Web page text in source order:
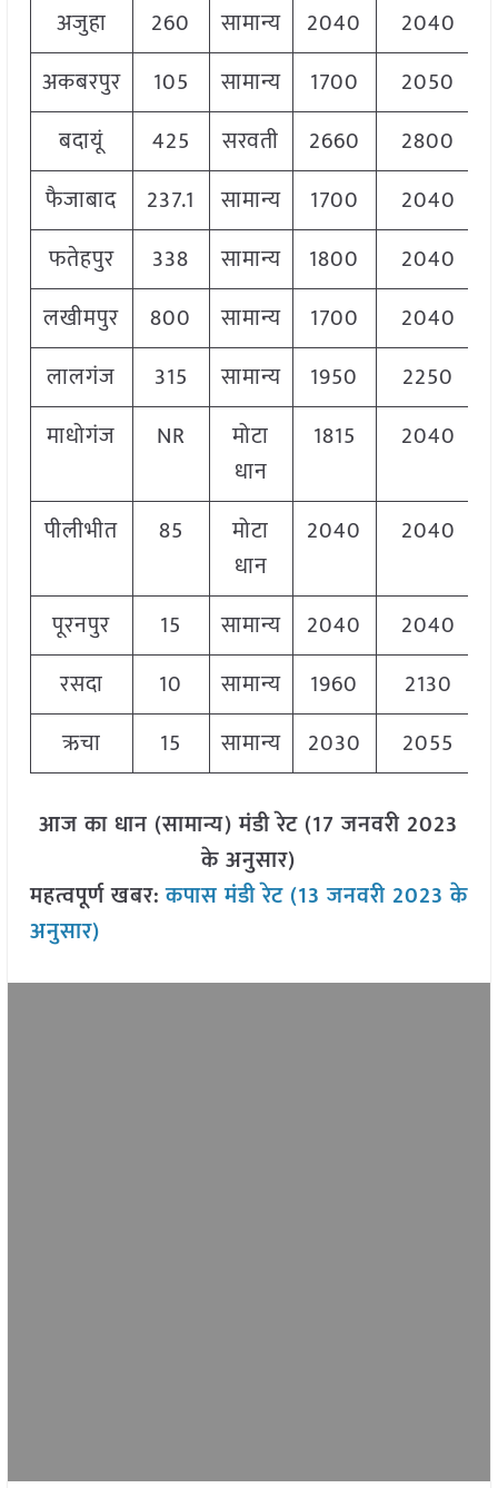
अजुहा
260 सामान्य 2040 2040
अकबरपुर
105 सामान्य 1700 2050
बदायूं
425 सरवती 2660 2800
फैजाबाद
237.1 सामान्य 1700 2040
फतेहपुर
338 सामान्य 1800 2040
लखीमपुर
800 सामान्य 1700 2040
लालगंज
315 सामान्य 1950 2250
माधोगंज
NR
मोटा
धान
1815 2040
पीलीभीत 85
मोटा
धान
2040 2040
पूरनपुर 15 सामान्य 2040 2040
रसदा
10 सामान्य 1960 2130
ऋचा
15 सामान्य 2030 2055
आज का धान (सामान्य) मंडी रेट (17 जनवरी 2023
के अनुसार)
महत्वपूर्ण खबर:कपास मंडी रेट (13 जनवरी 2023 के
अनुसार)